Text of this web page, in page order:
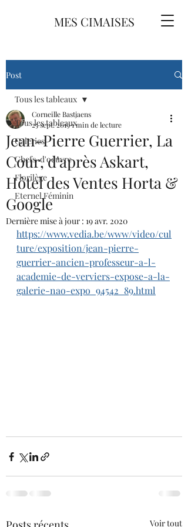
MES CIMAISES
Post
Tous les tableaux
Galeries
Chefs-d'oeuvre
Florilège
Eternel Féminin
Tous les tableaux
Jean-Pierre Guerrier, La
Cour, d'après Askart,
Hôtel des Ventes Horta &
Google
Corneille Bastjaens
25 sept. 20191 min de lecture
Dernière mise à jour : 19 avr. 2020
https://www.vedia.be/www/video/cul
ture/exposition/jean-pierre-
guerrier-ancien-professeur-a-l-
academie-de-verviers-expose-a-la-
galerie-nao-expo_94542_89.html
Voir tout